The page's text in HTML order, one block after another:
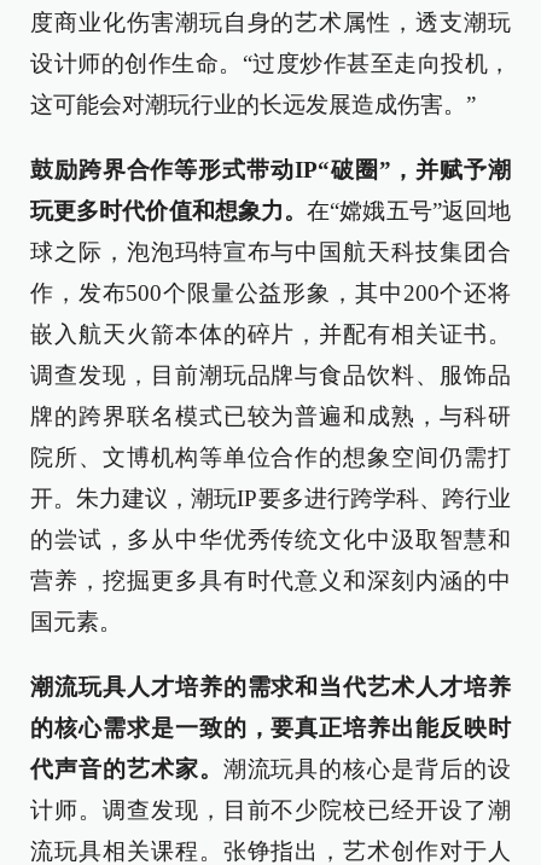
度商业化伤害潮玩自身的艺术属性，透支潮玩
设计师的创作生命。“过度炒作甚至走向投机，
这可能会对潮玩行业的长远发展造成伤害。”
鼓励跨界合作等形式带动IP“破圈”，并赋予潮
玩更多时代价值和想象力。在“嫦娥五号”返回地
球之际，泡泡玛特宣布与中国航天科技集团合
作，发布500个限量公益形象，其中200个还将
嵌入航天火箭本体的碎片，并配有相关证书。
调查发现，目前潮玩品牌与食品饮料、服饰品
牌的跨界联名模式已较为普遍和成熟，与科研
院所、文博机构等单位合作的想象空间仍需打
开。朱力建议，潮玩IP要多进行跨学科、跨行业
的尝试，多从中华优秀传统文化中汲取智慧和
营养，挖掘更多具有时代意义和深刻内涵的中
国元素。
潮流玩具人才培养的需求和当代艺术人才培养
的核心需求是一致的，要真正培养出能反映时
代声音的艺术家。 潮流玩具的核心是背后的设
计师。调查发现，目前不少院校已经开设了潮
流玩具相关课程。张铮指出，艺术创作对于人